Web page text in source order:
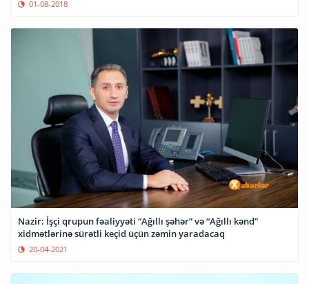
01-08-2018
Nazir: İşçi qrupun fəaliyyəti “Ağıllı şəhər” və “Ağıllı kənd”
xidmətlərinə sürətli keçid üçün zəmin yaradacaq
20-04-2021